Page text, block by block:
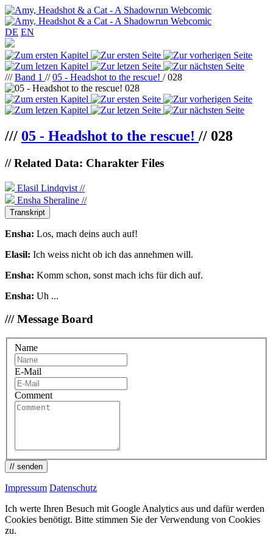
DE EN
///Band 1 //05 - Headshot to the rescue! / 028
/// 05 - Headshot to the rescue! // 028
// Related Data: Charakter Files
Elasil Lindqvist //
Ensha Sheraline //
Transkript
Ensha: Los, mach deins auch auf!
Elasil: Ich weiss nicht ob ich das annehmen will.
Ensha: Komm schon, sonst mach ichs für dich auf.
Ensha: Uh ...
/// Message Board
Name
E-Mail
Comment
// senden
Impressum Datenschutz
Ich werte Ihren Besuch mit Google Analytics aus und dafür werden
Cookies benötigt. Bitte stimmen Sie der Verwendung von Cookies
zu.